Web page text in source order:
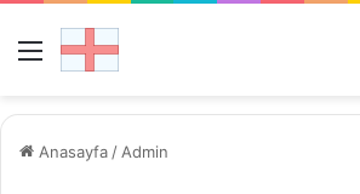
Menü
Anasayfa / Admin